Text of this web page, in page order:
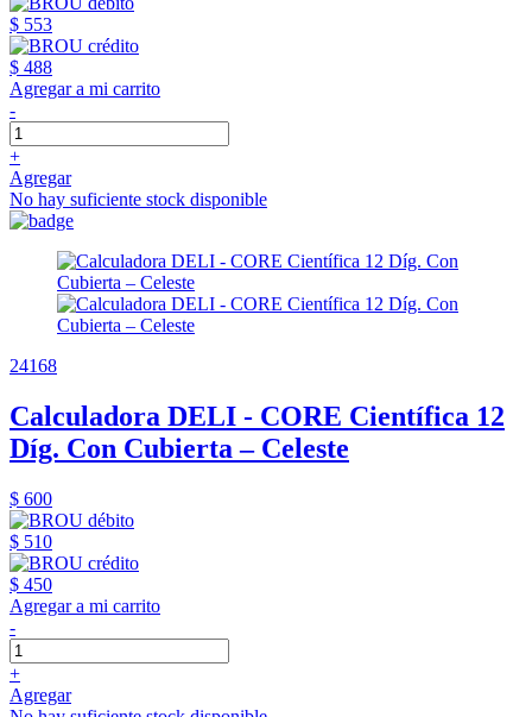
$ 553
$ 488
Agregar a mi carrito
-
+
Agregar
No hay suficiente stock disponible
24168
Calculadora DELI - CORE Científica 12
Díg. Con Cubierta – Celeste
$ 600
$ 510
$ 450
Agregar a mi carrito
-
+
Agregar